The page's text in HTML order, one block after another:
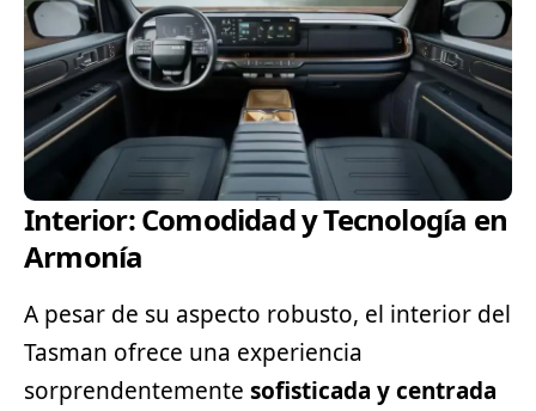
Interior: Comodidad y Tecnología en
Armonía
A pesar de su aspecto robusto, el interior del
Tasman ofrece una experiencia
sorprendentemente sofisticada y centrada